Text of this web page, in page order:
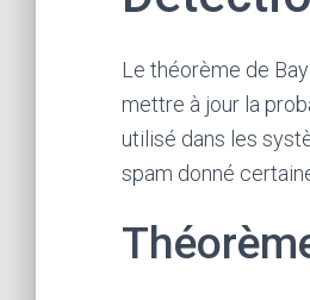
Le théorème de
mettre à jour la
utilisé dans les
spam donné